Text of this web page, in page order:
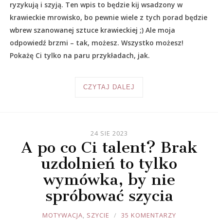
ryzykują i szyją. Ten wpis to będzie kij wsadzony w
krawieckie mrowisko, bo pewnie wiele z tych porad będzie
wbrew szanowanej sztuce krawieckiej ;) Ale moja
odpowiedź brzmi – tak, możesz. Wszystko możesz!
Pokażę Ci tylko na paru przykładach, jak.
CZYTAJ DALEJ
24 SIE 2023
A po co Ci talent? Brak
uzdolnień to tylko
wymówka, by nie
spróbować szycia
JOULE
MOTYWACJA, SZYCIE 35 KOMENTARZY